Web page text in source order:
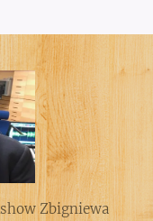
Zbigniewa